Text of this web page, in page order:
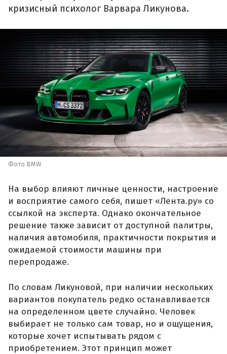
кризисный психолог Варвара Ликунова.
Фото BMW
На выбор влияют личные ценности, настроение
и восприятие самого себя, пишет «Лента.ру» со
ссылкой на эксперта. Однако окончательное
решение также зависит от доступной палитры,
наличия автомобиля, практичности покрытия и
ожидаемой стоимости машины при
перепродаже.
По словам Ликуновой, при наличии нескольких
вариантов покупатель редко останавливается
на определенном цвете случайно. Человек
выбирает не только сам товар, но и ощущения,
которые хочет испытывать рядом с
приобретением. Этот принцип может